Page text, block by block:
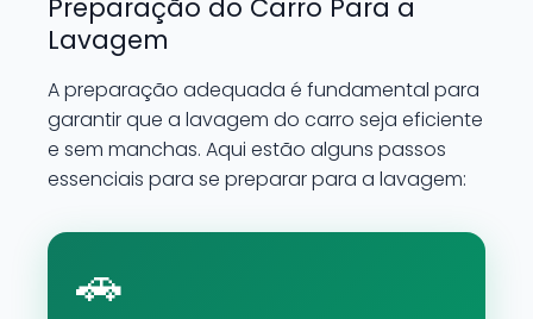
Preparação do Carro Para a
Lavagem
A preparação adequada é fundamental para
garantir que a lavagem do carro seja eficiente
e sem manchas. Aqui estão alguns passos
essenciais para se preparar para a lavagem:
🚗